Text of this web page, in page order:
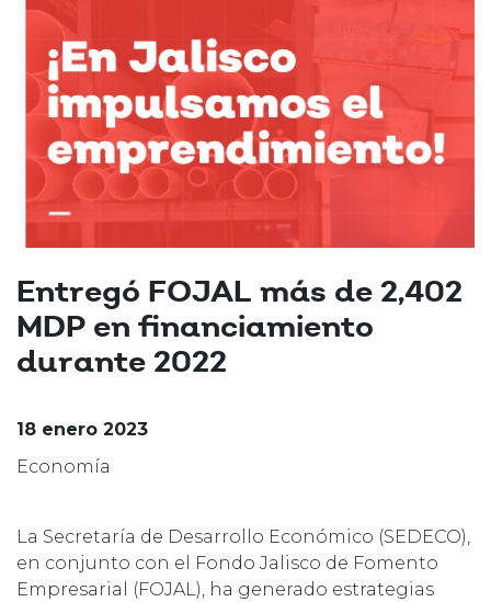
Entregó FOJAL más de 2,402
MDP en financiamiento
durante 2022
18 enero 2023
Economía
La Secretaría de Desarrollo Económico (SEDECO),
en conjunto con el Fondo Jalisco de Fomento
Empresarial (FOJAL), ha generado estrategias